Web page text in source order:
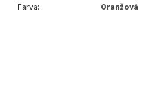
Farva: Oranžová